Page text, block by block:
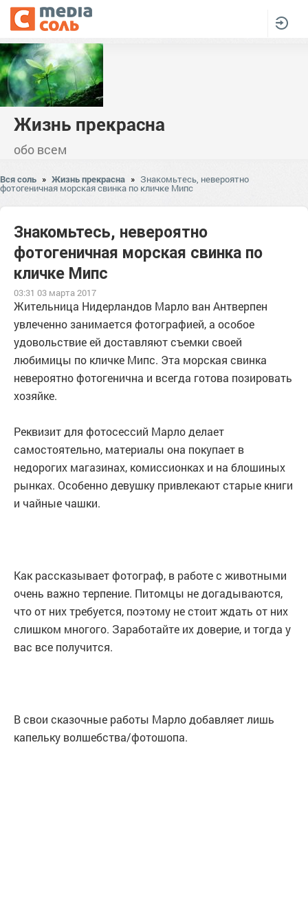
Жизнь прекрасна
обо всем
Вся соль » Жизнь прекрасна » Знакомьтесь, невероятно
фотогеничная морская свинка по кличке Мипс
Знакомьтесь, невероятно
фотогеничная морская свинка по
кличке Мипс
03:31 03 марта 2017
Жительница Нидерландов Марло ван Антверпен
увлеченно занимается фотографией, а особое
удовольствие ей доставляют съемки своей
любимицы по кличке Мипс. Эта морская свинка
невероятно фотогенична и всегда готова позировать
хозяйке.
Реквизит для фотосессий Марло делает
самостоятельно, материалы она покупает в
недорогих магазинах, комиссионках и на блошиных
рынках. Особенно девушку привлекают старые книги
и чайные чашки.
Как рассказывает фотограф, в работе с животными
очень важно терпение. Питомцы не догадываются,
что от них требуется, поэтому не стоит ждать от них
слишком многого. Заработайте их доверие, и тогда у
вас все получится.
В свои сказочные работы Марло добавляет лишь
капельку волшебства/фотошопа.